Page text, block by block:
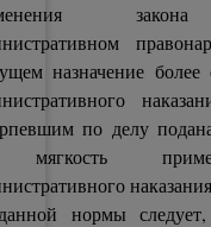
назначение более
по делу
нормы